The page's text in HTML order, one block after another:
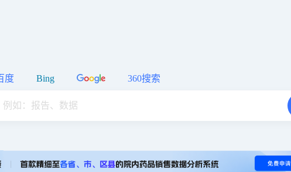
度 Bing 360搜索